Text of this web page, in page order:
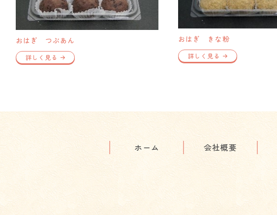
おはぎ つぶあん
詳しく見る
おはぎ きな粉
詳しく見る
ホーム 会社概要